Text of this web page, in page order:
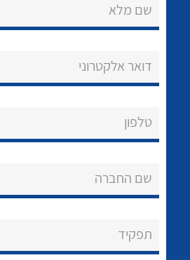
לכל מוצרי היצרן
לכל מוצרי היצרן
שם מלא
דואר אלקטרוני
טלפון
שם החברה
תפקיד